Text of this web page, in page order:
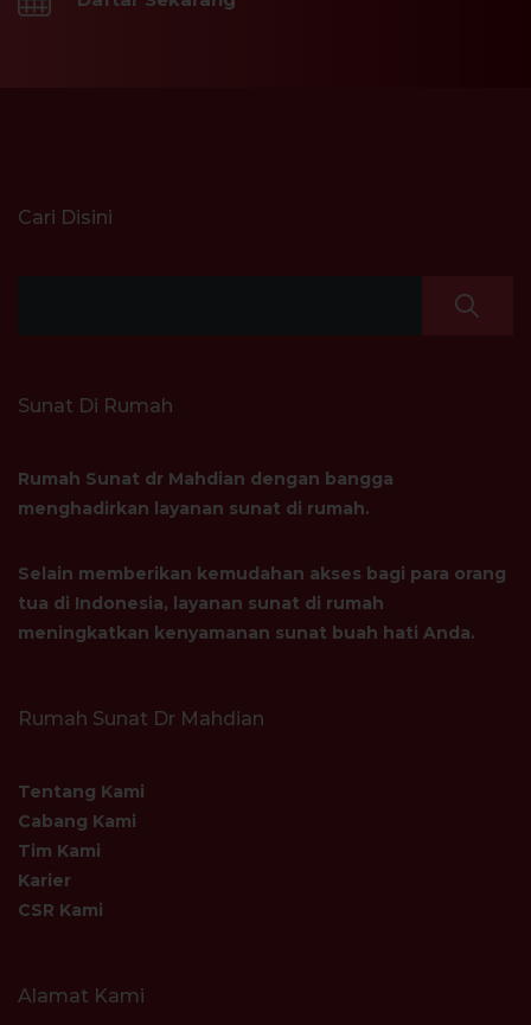
Cari Disini
Sunat Di Rumah
Rumah Sunat dr Mahdian dengan bangga
menghadirkan layanan sunat di rumah.
Selain memberikan kemudahan akses bagi para orang
tua di Indonesia, layanan sunat di rumah
meningkatkan kenyamanan sunat buah hati Anda.
Rumah Sunat Dr Mahdian
Tentang Kami
Cabang Kami
Tim Kami
Karier
CSR Kami
Alamat Kami